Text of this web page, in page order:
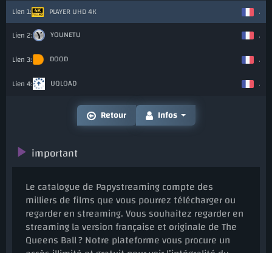
PLAYER UHD 4K
YOUNETU
DOOD
UQLOAD
Retour Infos
important
Le catalogue de Papystreaming compte des
milliers de films que vous pourrez télécharger ou
regarder en streaming. Vous souhaitez regarder en
streaming la version française et originale de The
Queens Ball ? Notre plateforme vous procure un